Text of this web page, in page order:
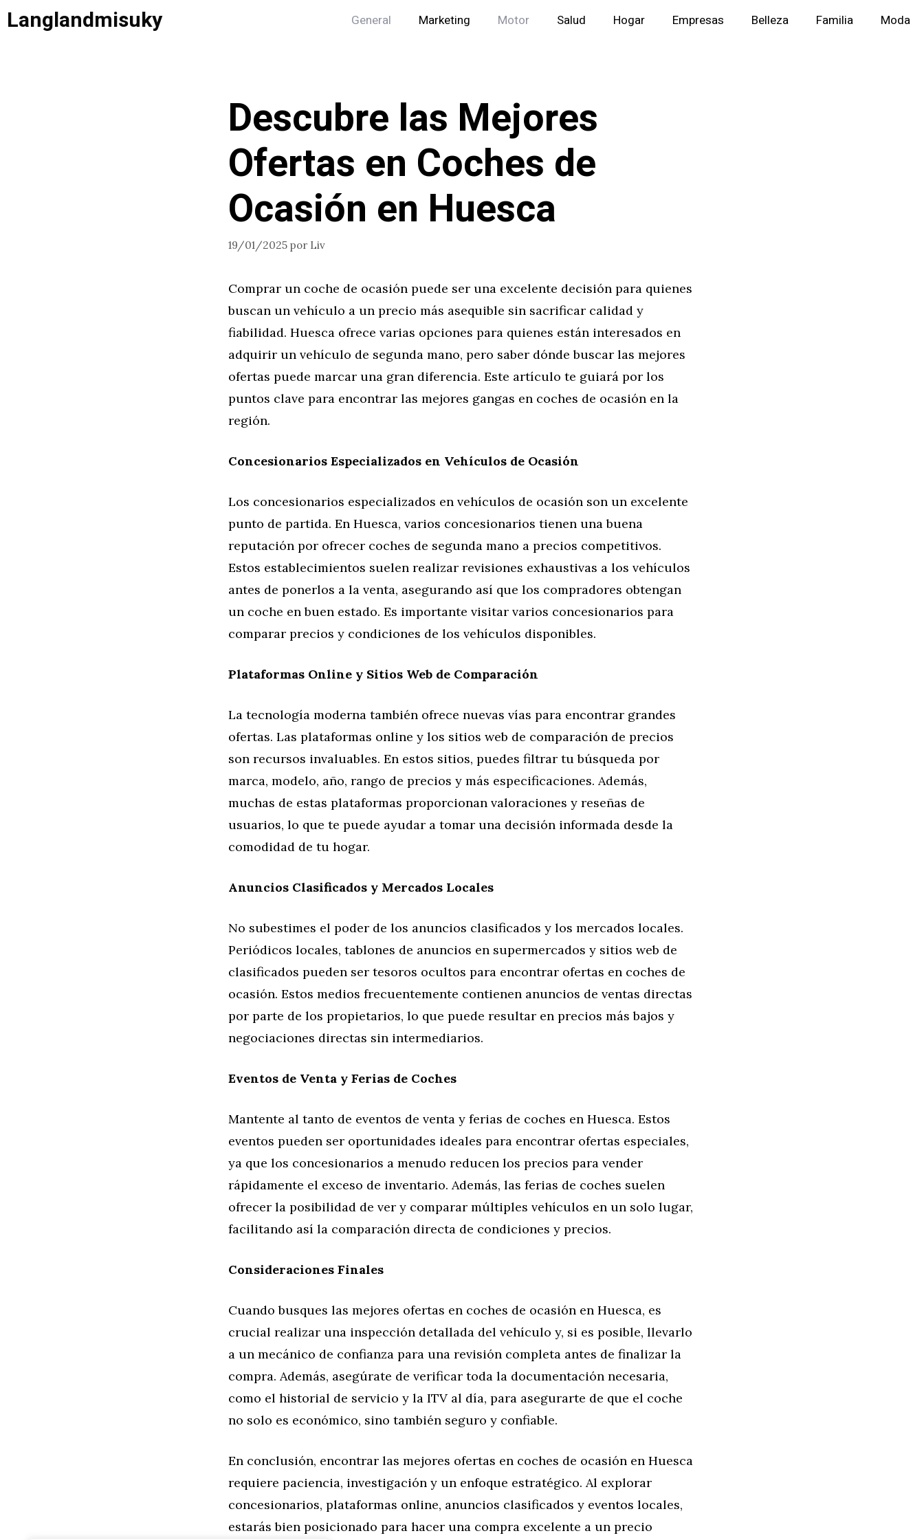
Saltar
alLanglandmisuky General Marketing Motor Salud Hogar Empresas Belleza Familia Moda
Descubre las Mejores
Ofertas en Coches de
Ocasión en Huesca
19/01/2025 por Liv
Comprar un coche de ocasión puede ser una excelente decisión para quienes
buscan un vehículo a un precio más asequible sin sacrificar calidad y
fiabilidad. Huesca ofrece varias opciones para quienes están interesados en
adquirir un vehículo de segunda mano, pero saber dónde buscar las mejores
ofertas puede marcar una gran diferencia. Este artículo te guiará por los
puntos clave para encontrar las mejores gangas en coches de ocasión en la
región.
Concesionarios Especializados en Vehículos de Ocasión
Los concesionarios especializados en vehículos de ocasión son un excelente
punto de partida. En Huesca, varios concesionarios tienen una buena
reputación por ofrecer coches de segunda mano a precios competitivos.
Estos establecimientos suelen realizar revisiones exhaustivas a los vehículos
antes de ponerlos a la venta, asegurando así que los compradores obtengan
un coche en buen estado. Es importante visitar varios concesionarios para
comparar precios y condiciones de los vehículos disponibles.
Plataformas Online y Sitios Web de Comparación
La tecnología moderna también ofrece nuevas vías para encontrar grandes
ofertas. Las plataformas online y los sitios web de comparación de precios
son recursos invaluables. En estos sitios, puedes filtrar tu búsqueda por
marca, modelo, año, rango de precios y más especificaciones. Además,
muchas de estas plataformas proporcionan valoraciones y reseñas de
usuarios, lo que te puede ayudar a tomar una decisión informada desde la
comodidad de tu hogar.
Anuncios Clasificados y Mercados Locales
No subestimes el poder de los anuncios clasificados y los mercados locales.
Periódicos locales, tablones de anuncios en supermercados y sitios web de
clasificados pueden ser tesoros ocultos para encontrar ofertas en coches de
ocasión. Estos medios frecuentemente contienen anuncios de ventas directas
por parte de los propietarios, lo que puede resultar en precios más bajos y
negociaciones directas sin intermediarios.
Eventos de Venta y Ferias de Coches
Mantente al tanto de eventos de venta y ferias de coches en Huesca. Estos
eventos pueden ser oportunidades ideales para encontrar ofertas especiales,
ya que los concesionarios a menudo reducen los precios para vender
rápidamente el exceso de inventario. Además, las ferias de coches suelen
ofrecer la posibilidad de ver y comparar múltiples vehículos en un solo lugar,
facilitando así la comparación directa de condiciones y precios.
Consideraciones Finales
Cuando busques las mejores ofertas en coches de ocasión en Huesca, es
crucial realizar una inspección detallada del vehículo y, si es posible, llevarlo
a un mecánico de confianza para una revisión completa antes de finalizar la
compra. Además, asegúrate de verificar toda la documentación necesaria,
como el historial de servicio y la ITV al día, para asegurarte de que el coche
no solo es económico, sino también seguro y confiable.
En conclusión, encontrar las mejores ofertas en coches de ocasión en Huesca
requiere paciencia, investigación y un enfoque estratégico. Al explorar
concesionarios, plataformas online, anuncios clasificados y eventos locales,
estarás bien posicionado para hacer una compra excelente a un precio